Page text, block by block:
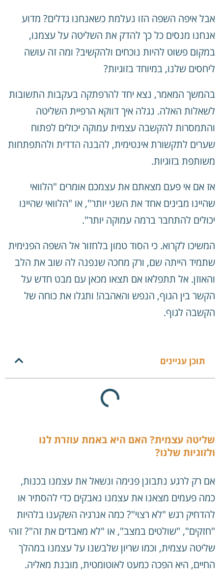
אבל איפה השפה הזו נעלמת כשאנחנו גדלים? מדוע
אנחנו מנסים כל כך להדק את השליטה על עצמנו,
במקום פשוט להיות נוכחים ולהקשיב? ומה זה עושה
ליחסים שלנו, במיוחד בזוגיות?
בהמשך המאמר, נצא יחד להרפתקה בעקבות התשובות
לשאלות האלה. נגלה איך דווקא הרפיית השליטה
והתמסרות להקשבה עצמית עמוקה יכולים לפתוח
שערים לתקשורת אינטימית, להבנה הדדית ולהתפתחות
משותפת בזוגיות.
אז אם אי פעם מצאתם את עצמכם אומרים "הלוואי
שהיינו מבינים אחד את השני יותר", או "הלוואי שהיינו
יכולים להתחבר ברמה עמוקה יותר".
המשיכו לקרוא. כי הסוד טמון בלחזור אל השפה הפנימית
שתמיד הייתה שם, ורק מחכה שנפנה לה שוב את הלב
והאוזן. אל תתפלאו אם תצאו מכאן עם מבט חדש על
הקשר בין הגוף, הנפש והאהבה! ותגלו את כוחה של
הקשבה לגוף.
תוכן עניינים
שליטה עצמית? האם היא באמת עוזרת לנו
ולזוגיות שלנו?
אם רק לרגע נתבונן פנימה ונשאל את עצמנו בכנות,
כמה פעמים מצאנו את עצמנו נאבקים כדי להסתיר או
להדחיק רגש "לא רצוי"? כמה אנרגיה השקענו בלהיות
"חזקים", "שולטים במצב", או "לא מאבדים את זה"? זוהי
שליטה עצמית, וכמו שריון שלבשנו על עצמנו במהלך
החיים, היא הפכה כמעט לאוטומטית, מובנת מאליה.